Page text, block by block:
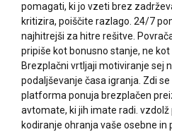
pomagati, ki jo vzeti brez
kritizira, poiščite razlago. 24/7
najhitrejši za hitre rešitve.
pripiše kot bonusno stanje, ne
Brezplačni vrtljaji motiviranje sej
podaljševanje časa igranja. Zdi
platforma ponuja brezplačen
avtomate, ki jih imate radi. vzdolž
kodiranje ohranja vaše osebne